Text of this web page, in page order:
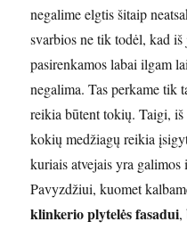
negalime elgtis šitaip
svarbios ne tik todėl, kad iš
pasirenkamos labai ilgam
negalima. Tas perkame tik
reikia būtent tokių. Taigi,
kokių medžiagų reikia
kuriais atvejais yra
Pavyzdžiui, kuomet
klinkerio plytelės fasadui,